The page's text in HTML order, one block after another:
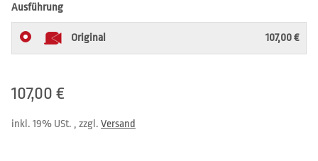
Ausführung
Original 107,00 €
107,00 €
inkl. 19% USt. , zzgl. Versand